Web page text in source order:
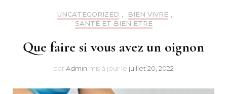
UNCATEGORIZED , BIEN VIVRE ,
SANTÉ ET BIEN ETRE
Que faire si vous avez un oignon
par Admin mis à jour le juillet 20, 2022